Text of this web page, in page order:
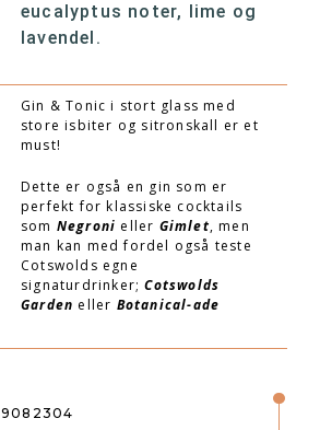
eucalyptus noter, lime og
lavendel.
Gin & Tonic i stort glass med
store isbiter og sitronskall er et
must!
Dette er også en gin som er
perfekt for klassiske cocktails
som Negroni eller Gimlet, men
man kan med fordel også teste
Cotswolds egne
signaturdrinker;Cotswolds
Garden eller Botanical-ade
9082304